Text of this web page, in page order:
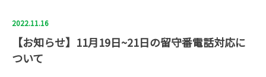
2022.11.16
【お知らせ】11月19日~21日の留守番電話対応に
ついて